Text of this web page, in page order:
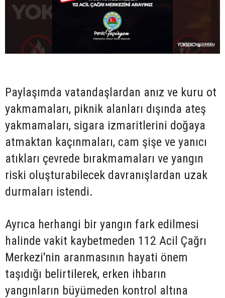
Paylaşımda vatandaşlardan anız ve kuru ot
yakmamaları, piknik alanları dışında ateş
yakmamaları, sigara izmaritlerini doğaya
atmaktan kaçınmaları, cam şişe ve yanıcı
atıkları çevrede bırakmamaları ve yangın
riski oluşturabilecek davranışlardan uzak
durmaları istendi.
Ayrıca herhangi bir yangın fark edilmesi
halinde vakit kaybetmeden 112 Acil Çağrı
Merkezi'nin aranmasının hayati önem
taşıdığı belirtilerek, erken ihbarın
yangınların büyümeden kontrol altına